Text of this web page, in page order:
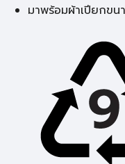
มาพร้อมผ้าเปียกข